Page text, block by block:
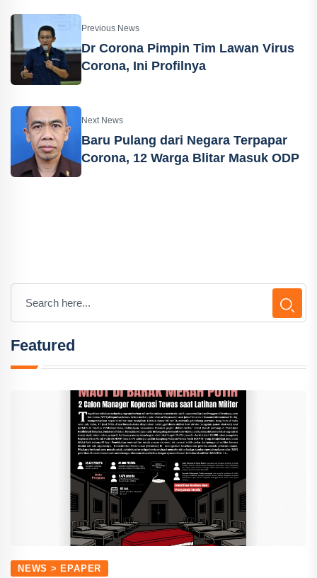
Previous News
Dr Corona Pimpin Tim Lawan Virus
Corona, Ini Profilnya
Next News
Baru Pulang dari Negara Terpapar
Corona, 12 Warga Blitar Masuk ODP
Featured
NEWS > EPAPER